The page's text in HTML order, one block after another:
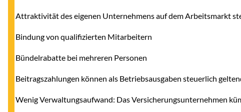
-- Attraktivität des eigenen Unternehmens auf dem Arbeitsmarkt
Bindung von qualifizierten Mitarbeitern
Bündelrabatte bei mehreren Personen
Beitragszahlungen können als Betriebsausgaben steuerlich
Wenig Verwaltungsaufwand: Das Versicherungsunternehmen